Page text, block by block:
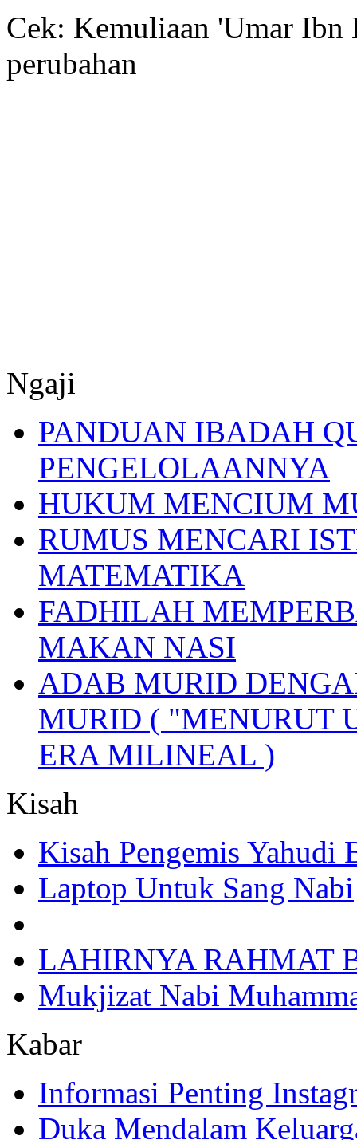
Cek: Kemuliaan 'Umar Ibn
perubahan
Ngaji
PANDUAN IBADAH
PENGELOLAANNYA
HUKUM MENCIUM
RUMUS MENCARI
MATEMATIKA
FADHILAH
MAKAN NASI
ADAB MURID
MURID ( "MENURUT
ERA MILINEAL )
Kisah
Kisah Pengemis Yahudi
Laptop Untuk Sang Nabi
LAHIRNYA RAHMAT
Mukjizat Nabi
Kabar
Informasi Penting
Duka Mendalam